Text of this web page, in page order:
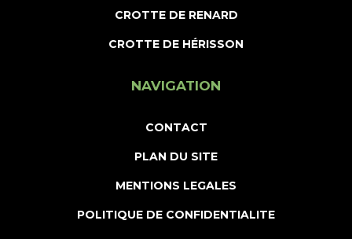
CROTTE DE RENARD
CROTTE DE HÉRISSON
NAVIGATION
CONTACT
PLAN DU SITE
MENTIONS LEGALES
POLITIQUE DE CONFIDENTIALITE